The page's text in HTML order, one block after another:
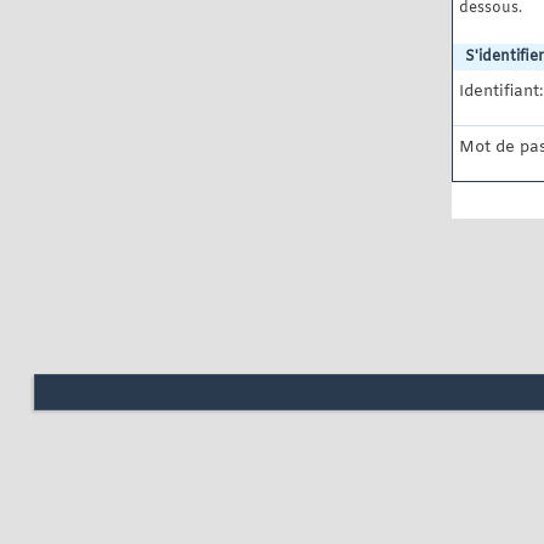
dessous.
S'identifier
Identifiant:
Mot de